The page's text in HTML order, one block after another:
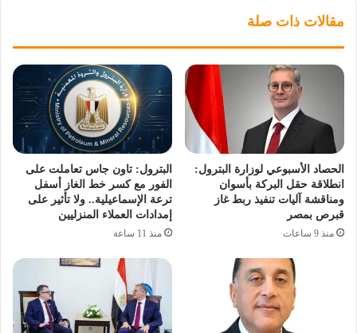
مقالات ذات صلة
الحصاد الأسبوعي لوزارة البترول:
انطلاقة حقل البركة بأسوان
ومناقشة آليات تنفيذ ربط غاز
قبرص بمصر
منذ 9 ساعات
البترول: تاون جاس تعاملت على
الفور مع كسر خط الغاز أسفل
ترعة الإسماعيلية.. ولا تأثير على
إمدادات العملاء المنزليين
منذ 11 ساعة